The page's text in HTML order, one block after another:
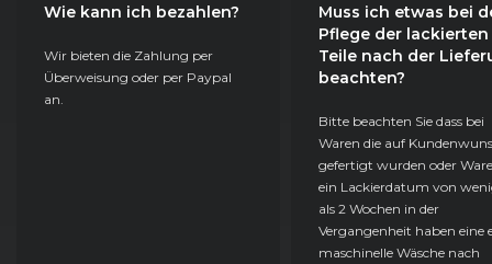
Wie kann ich bezahlen?
Wir bieten die Zahlung per
Überweisung oder per Paypal
an.
Muss ich etwas bei
Pflege der lackierten
Teile nach der
beachten?
Bitte beachten Sie dass bei
Waren die auf
gefertigt wurden oder
ein Lackierdatum von
als 2 Wochen in der
Vergangenheit haben eine
maschinelle Wäsche nach